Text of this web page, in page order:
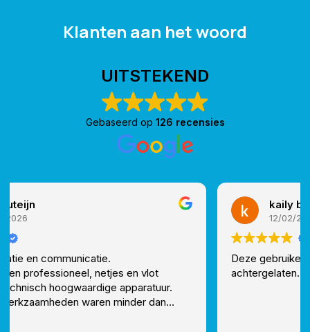
Klanten aan het woord
UITSTEKEND
Gebaseerd op 126 recensies
Deze gebruiker heeft alleen een beoordeling
achtergelaten.